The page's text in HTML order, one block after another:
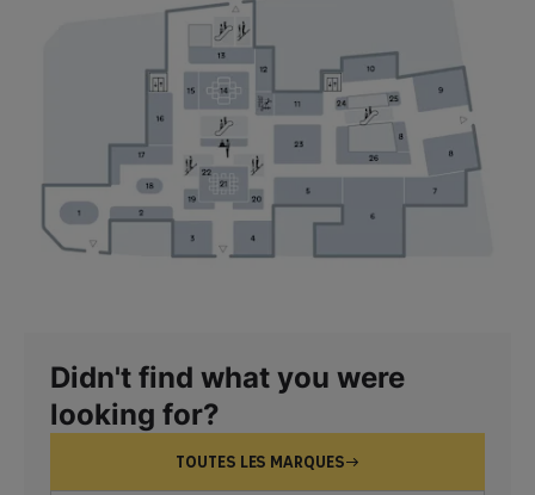
Didn't find what you were
looking for?
TOUTES LES MARQUES